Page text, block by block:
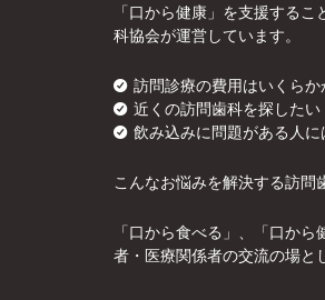
「口から健康」を支援する
科協会が運営しています。
訪問診療の費用はいくらか
近くの訪問歯科を探したい
飲み込みに問題がある人
こんなお悩みを解決する訪問
「口から食べる」、「口か
者・医療関係者の交流の場と